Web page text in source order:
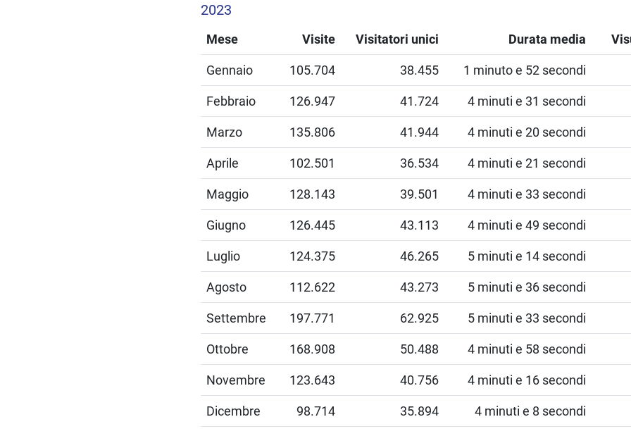
2023
Mese Visite Visitatori unici Durata media
Gennaio 105.704 38.455 1 minuto e 52 secondi
Febbraio 126.947 41.724 4 minuti e 31 secondi
Marzo 135.806 41.944 4 minuti e 20 secondi
Aprile 102.501 36.534 4 minuti e 21 secondi
Maggio 128.143 39.501 4 minuti e 33 secondi
Giugno 126.445 43.113 4 minuti e 49 secondi
Luglio 124.375 46.265 5 minuti e 14 secondi
Agosto 112.622 43.273 5 minuti e 36 secondi
Settembre 197.771 62.925 5 minuti e 33 secondi
Ottobre 168.908 50.488 4 minuti e 58 secondi
Novembre 123.643 40.756 4 minuti e 16 secondi
Dicembre 98.714 35.894 4 minuti e 8 secondi